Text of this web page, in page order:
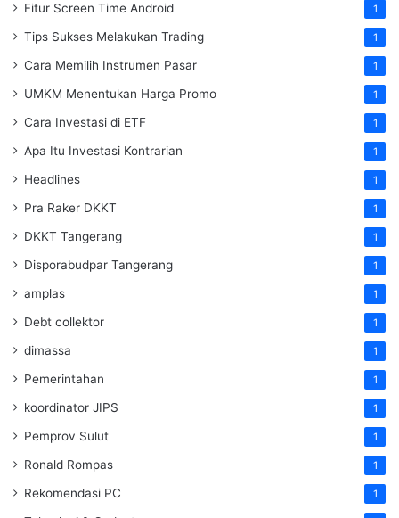
Fitur Screen Time Android 1
Tips Sukses Melakukan Trading 1
Cara Memilih Instrumen Pasar 1
UMKM Menentukan Harga Promo 1
Cara Investasi di ETF 1
Apa Itu Investasi Kontrarian 1
Headlines 1
Pra Raker DKKT 1
DKKT Tangerang 1
Disporabudpar Tangerang 1
amplas 1
Debt collektor 1
dimassa 1
Pemerintahan 1
koordinator JIPS 1
Pemprov Sulut 1
Ronald Rompas 1
Rekomendasi PC 1